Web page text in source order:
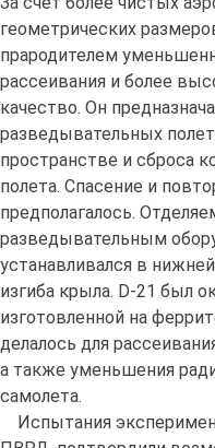
геометрических
прародителем
рассеивания и более
качество. Он
разведывательных
пространстве и сброса
полета. Спасение и
предполагалось.
разведывательным
устанавливался в
изгиба крыла. D-21 был
изготовленной на
делалось для
а также уменьшения
самолета.
Испытания